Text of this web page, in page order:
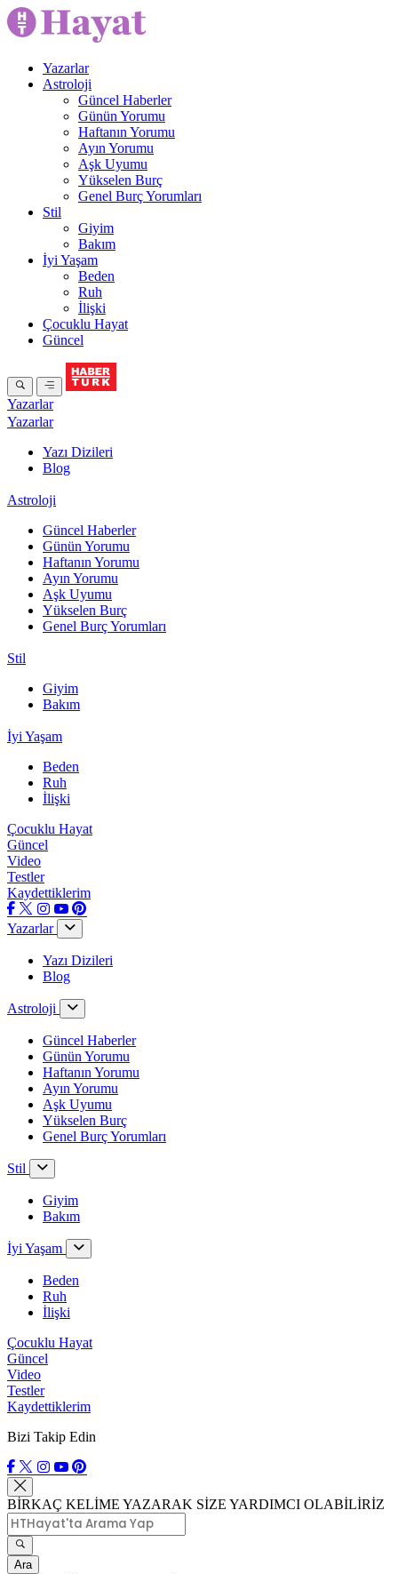
Yazarlar
Astroloji
Güncel Haberler
Günün Yorumu
Haftanın Yorumu
Ayın Yorumu
Aşk Uyumu
Yükselen Burç
Genel Burç Yorumları
Stil
Giyim
Bakım
İyi Yaşam
Beden
Ruh
İlişki
Çocuklu Hayat
Güncel
Yazarlar
Yazarlar
Yazı Dizileri
Blog
Astroloji
Güncel Haberler
Günün Yorumu
Haftanın Yorumu
Ayın Yorumu
Aşk Uyumu
Yükselen Burç
Genel Burç Yorumları
Stil
Giyim
Bakım
İyi Yaşam
Beden
Ruh
İlişki
Çocuklu Hayat
Güncel
Video
Testler
Kaydettiklerim
Yazarlar
Yazı Dizileri
Blog
Astroloji
Güncel Haberler
Günün Yorumu
Haftanın Yorumu
Ayın Yorumu
Aşk Uyumu
Yükselen Burç
Genel Burç Yorumları
Stil
Giyim
Bakım
İyi Yaşam
Beden
Ruh
İlişki
Çocuklu Hayat
Güncel
Video
Testler
Kaydettiklerim
Bizi Takip Edin
BİRKAÇ KELİME YAZARAK SİZE YARDIMCI OLABİLİRİZ
Ara